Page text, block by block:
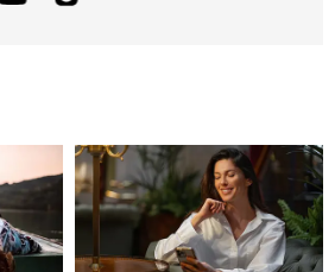
面向。擅長以細膩敏銳的觀察力，深入報導